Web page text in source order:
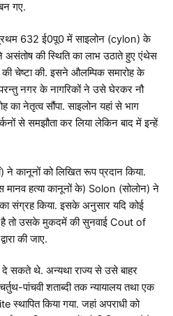
गए.
632 ई0पू0 में साइलोन (cylon) के
असंतोष की स्थिति का लाभ उठाते हुए एंथेस
चेष्टा की. इसने औलम्पिक समारोह के
परन्तु नगर के नागरिकों ने उसे घेरकर नौ
का नेतृत्व सौंपा. साइलोन यहां से भाग
से समझौता कर लिया लेकिन बाद में इन्हें
कानूनों को लिखित रूप प्रदान किया.
मानव हत्या कानूनों के) Solon (सोलोन) ने
संग्रह किया. इसके अनुसार यदि कोई
है तो उसके मुकदमें की सुनवाई Cout of
की जाए.
दे सकते थे. अन्यथा राज्य से उसे बाहर
पांचवी शताब्दी तक न्यायालय तथा एक
स्थापित किया गया. जहां अपराधी को